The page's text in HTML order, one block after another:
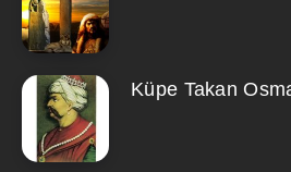
Küpe Takan